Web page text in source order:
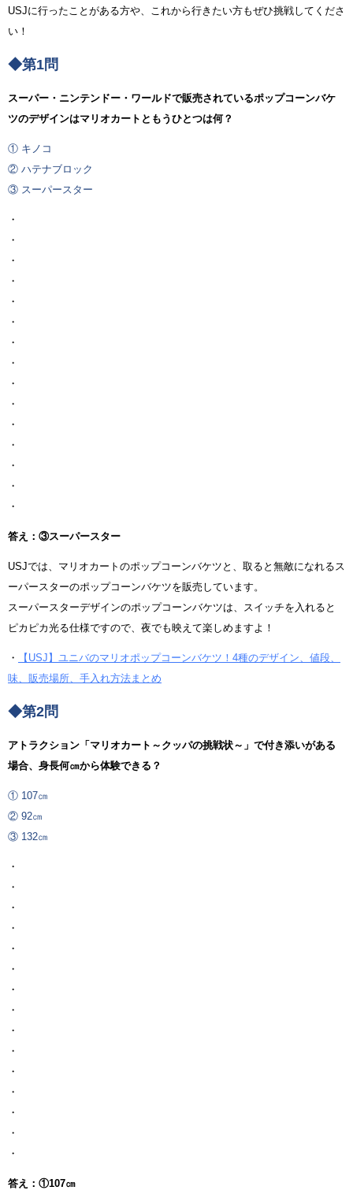
USJに行ったことがある方や、これから行きたい方もぜひ挑戦してくださ
い！
◆第1問
スーパー・ニンテンドー・ワールドで販売されているポップコーンバケ
ツのデザインはマリオカートともうひとつは何？
① キノコ
② ハテナブロック
③ スーパースター
・
・
・
・
・
・
・
・
・
・
・
・
・
・
・
答え：③スーパースター
USJでは、マリオカートのポップコーンバケツと、取ると無敵になれるス
ーパースターのポップコーンバケツを販売しています。
スーパースターデザインのポップコーンバケツは、スイッチを入れると
ピカピカ光る仕様ですので、夜でも映えて楽しめますよ！
・
【USJ】ユニバのマリオポップコーンバケツ！4種のデザイン、値段、
味、販売場所、手入れ方法まとめ
◆第2問
アトラクション「マリオカート～クッパの挑戦状～」で付き添いがある
場合、身長何㎝から体験できる？
① 107㎝
② 92㎝
③ 132㎝
・
・
・
・
・
・
・
・
・
・
・
・
・
・
・
答え：①107㎝